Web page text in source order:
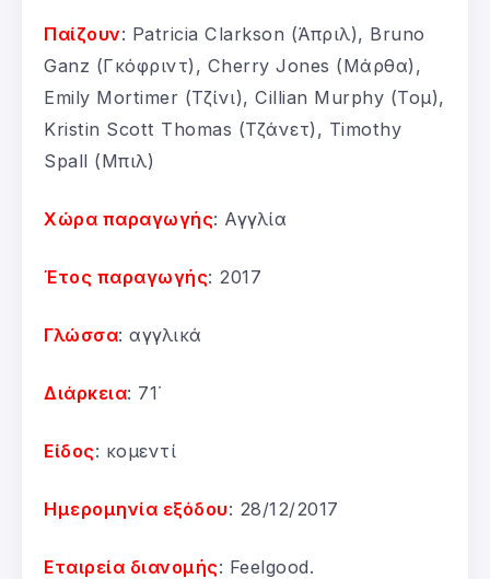
Παίζουν: Patricia Clarkson (Άπριλ), Bruno
Ganz (Γκόφριντ), Cherry Jones (Μάρθα),
Emily Mortimer (Τζίνι), Cillian Murphy (Τομ),
Kristin Scott Thomas (Τζάνετ), Timothy
Spall (Μπιλ)
Χώρα παραγωγής: Αγγλία
Έτος παραγωγής: 2017
Γλώσσα: αγγλικά
Διάρκεια: 71΄
Είδος: κομεντί
Ημερομηνία εξόδου: 28/12/2017
Εταιρεία διανομής: Feelgood.